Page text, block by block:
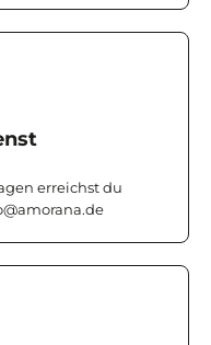
erreichst du